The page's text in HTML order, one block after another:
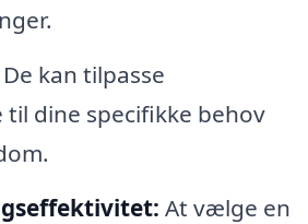
De kan tilpasse
dine specifikke behov
At vælge en